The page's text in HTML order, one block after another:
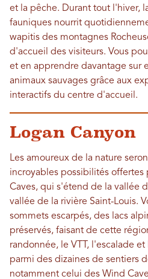
et la pêche. Durant tout l'hiver,
fauniques nourrit
wapitis des montagnes
d'accueil des visiteurs. Vous
et en apprendre davantage sur
animaux sauvages grâce aux
interactifs du centre d'accueil.
Logan Canyon
Les amoureux de la nature
incroyables possibilités offertes
Caves, qui s'étend de la vallée
vallée de la rivière Saint-Louis.
sommets escarpés, des lacs
préservés, faisant de cette
randonnée, le VTT, l'escalade
parmi des dizaines de sentiers
notamment celui des Wind